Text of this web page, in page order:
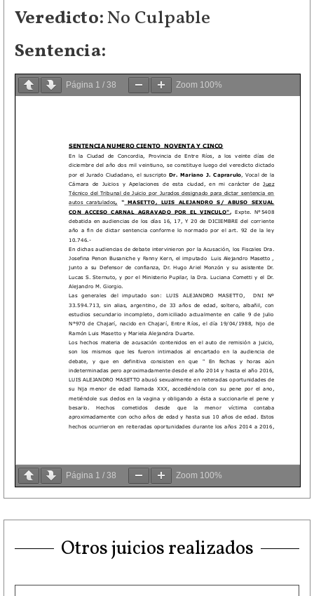
Veredicto:No Culpable
Sentencia:
Página 1 / 38 Zoom 100%
Página 1 / 38 Zoom 100%
Otros juicios realizados